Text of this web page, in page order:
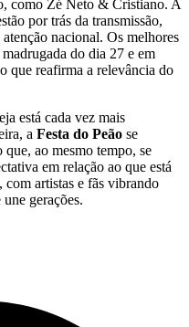
como Zé Neto & Cristiano. A
por trás da transmissão,
nacional. Os melhores
do dia 27 e em
que reafirma a relevância do
está cada vez mais
a Festa do Peão se
ao mesmo tempo, se
em relação ao que está
com artistas e fãs vibrando
gerações.